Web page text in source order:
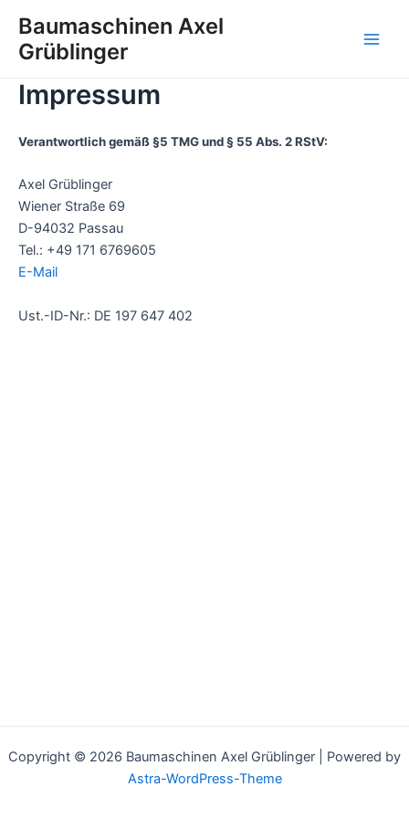
Inhalt
springen
Baumaschinen Axel
Grüblinger
Impressum
Verantwortlich gemäß §5 TMG und § 55 Abs. 2 RStV:
Axel Grüblinger
Wiener Straße 69
D-94032 Passau
Tel.: +49 171 6769605
E-Mail
Ust.-ID-Nr.: DE 197 647 402
Copyright © 2026 Baumaschinen Axel Grüblinger | Powered by
Astra-WordPress-Theme